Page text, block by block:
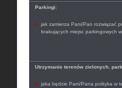
Parkingi:
jak zamierza Pani/Pan rozwiązać
brakujących miejsc parkingowych
Utrzymanie terenów zielonych,
jaka będzie Pani/Pana polityka w